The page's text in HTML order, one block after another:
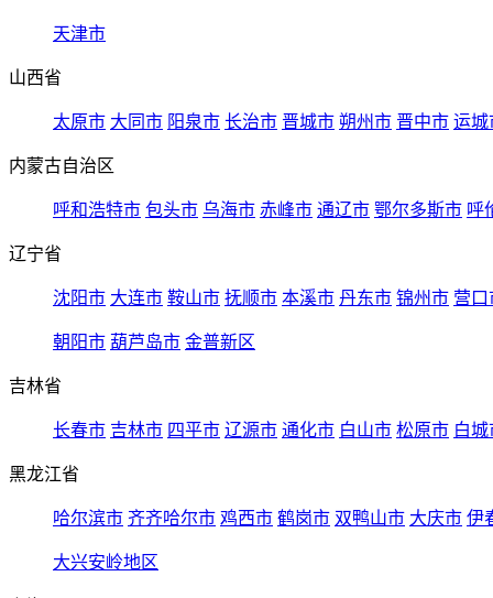
天津市
山西省
太原市 大同市 阳泉市 长治市 晋城市 朔州市 晋中市 运城
内蒙古自治区
呼和浩特市 包头市 乌海市 赤峰市 通辽市 鄂尔多斯市 呼
辽宁省
沈阳市 大连市 鞍山市 抚顺市 本溪市 丹东市 锦州市 营口
朝阳市 葫芦岛市 金普新区
吉林省
长春市 吉林市 四平市 辽源市 通化市 白山市 松原市 白城
黑龙江省
哈尔滨市 齐齐哈尔市 鸡西市 鹤岗市 双鸭山市 大庆市 伊
大兴安岭地区